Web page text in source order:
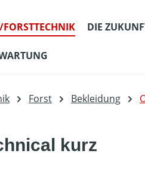
DIE
Forst Bekleidung
kurz